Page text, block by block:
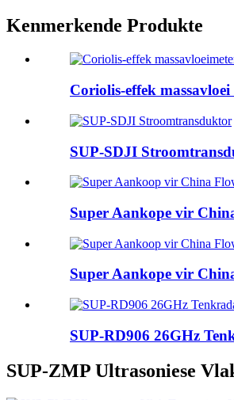
Kenmerkende Produkte
Coriolis-effek massavloei
SUP-SDJI
Super Aankope vir
Super Aankope vir
SUP-RD906 26GHz
SUP-ZMP Ultrasoniese